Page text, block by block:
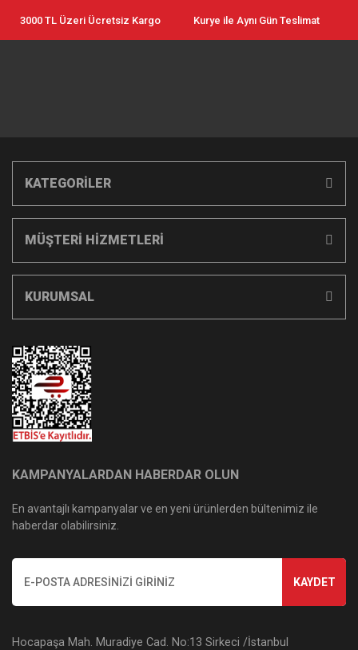
3000 TL Üzeri Ücretsiz Kargo Kurye ile Aynı Gün Teslimat
KATEGORİLER
MÜŞTERİ HİZMETLERİ
KURUMSAL
KAMPANYALARDAN HABERDAR OLUN
En avantajlı kampanyalar ve en yeni ürünlerden bültenimiz ile
haberdar olabilirsiniz.
KAYDET
Hocapaşa Mah. Muradiye Cad. No:13 Sirkeci /İstanbul